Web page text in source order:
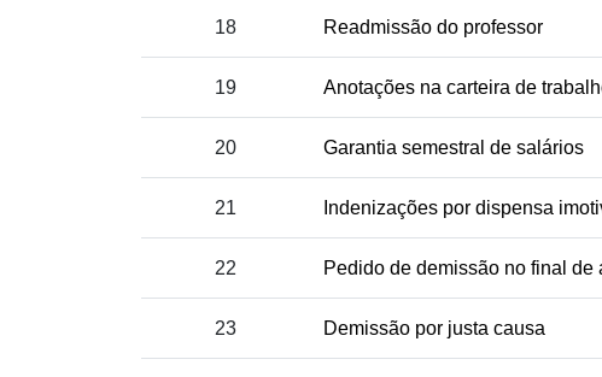
18 Readmissão do professor
19 Anotações na carteira de
20 Garantia semestral de salários
21 Indenizações por dispensa
22 Pedido de demissão no final de
23 Demissão por justa causa